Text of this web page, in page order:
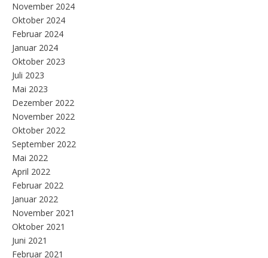
November 2024
Oktober 2024
Februar 2024
Januar 2024
Oktober 2023
Juli 2023
Mai 2023
Dezember 2022
November 2022
Oktober 2022
September 2022
Mai 2022
April 2022
Februar 2022
Januar 2022
November 2021
Oktober 2021
Juni 2021
Februar 2021